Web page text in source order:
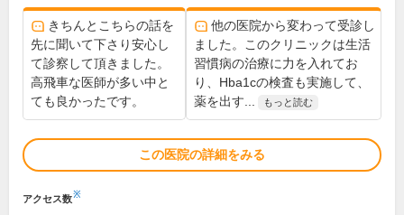
きちんとこちらの話を
先に聞いて下さり安心し
て診察して頂きました。
高飛車な医師が多い中と
ても良かったです。
他の医院から変わって受診し
ました。このクリニックは生活
習慣病の治療に力を入れてお
り、Hba1cの検査も実施して、
薬を出す...
もっと読む
この医院の詳細をみる
アクセス数※